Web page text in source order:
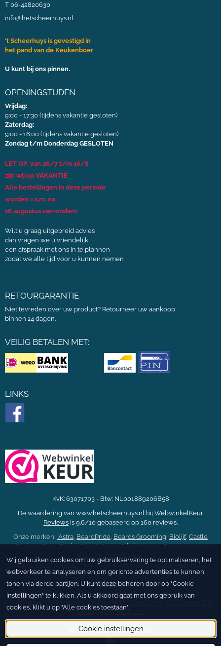
T 06-42820630
info@hetscheerhuys.nl
't Scheerhuys is gevestigd in
het pand van de Keukenboer
U kunt bij ons pinnen.
OPENINGSTIJDEN
Vrijdag:
9:00 - 17:30 (tijdens vakantie gesloten)
Zaterdag:
9:00 - 16:00 (tijdens vakantie gesloten)
Zondag t/m Donderdag GESLOTEN
LET OP: van 26/7 t/m 16/8
zijn wij op VAKANTIE
Alle bestellingen in deze periode
worden z.s.m. na
16 augustus verzonden!
Wilt u graag uitgebreid advies
dan vragen we u vriendelijk
een afspraak met ons in te plannen
zodat we alle tijd voor u kunnen nemen
RETOURGARANTIE
Niet tevreden over uw product? Retourneer uw aankoop
binnen 14 dagen.
VEILIG BETALEN MET:
LINKS
KvK: 63071703 - Btw: NL001889206B58
De waardering van www.hetscheerhuys.nl bij WebwinkelKeur
Reviews is 9.6/10 gebaseerd op 160 reviews.
Onze merken: Astra BeardPride Beards Grooming Biolijf, Castle
Forbes,Cella,Derby,Depot,Dovo,Edwin Jagger,Edwin Jagger
Feather ,Floïd , Gillette , Henson Shaving, Herold of Solingen , Mühle ,
Mühle verzorgingsproducten,Merkur,Mondial,Musgo Real,NOM
Parker,
Personna ,Proraso ,Scheermonnik, Shark, Sint James of London
Smile,Tiger,Wilkinson
© 2015 - 2026 't Scheerhuys
Wij gebruiken cookies om uw gebruikservaring te optimaliseren, het
webverkeer te analyseren en om gerichte advertenties te kunnen
tonen via derde partijen. U kunt deze beheren door op "Cookie
instellingen" te klikken. Als u akkoord gaat met ons gebruik van
cookies, klikt u op "Alle cookies toestaan".
Cookie instellingen